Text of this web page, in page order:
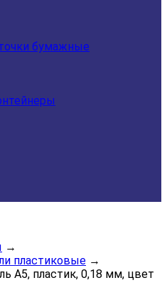
бумажные
→
пластиковые →
А5, пластик, 0,18 мм, цвет